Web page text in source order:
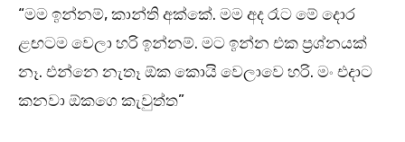
“මම ඉන්නම්, කාන්ති අක්කේ. මම අද රෑට මේ දොර
ළඟටම වෙලා හරි ඉන්නම්. මට ඉන්න එක ප්‍රශ්නයක්
නෑ. එන්නෙ නැතෑ ඕක කොයි වෙලාවෙ හරි. මං එදාට
කනවා ඕකගෙ කැවුත්ත”